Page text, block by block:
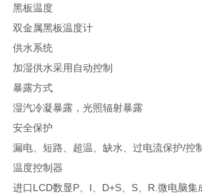
黑板温度
双金属黑板温度计
供水系统
加湿供水采用自动控制
暴露方式
湿汽冷凝暴露，光照辐射暴露
安全保护
漏电、短路、超温、缺水、过电流保护/控
温度控制器
进口LCD数显P、I、D+S、S、R.微电脑集